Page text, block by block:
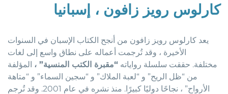
كارلوس رويز زافون ، إسبانيا
يعد كارلوس رويز زافون من أنجح الكتاب الإسبان في السنوات
الأخيرة ، وقد تُرجمت أعماله على نطاق واسع إلى لغات
مختلفة. حققت سلسلة رواياته “مقبرة الكتب المنسية” ، المؤلفة
من “ظل الريح” و “لعبة الملاك” و “سجين السماء” و “متاهة
الأرواح” ، نجاحًا دوليًا كبيرًا. منذ نشره في عام 2001. وقد تُرجم